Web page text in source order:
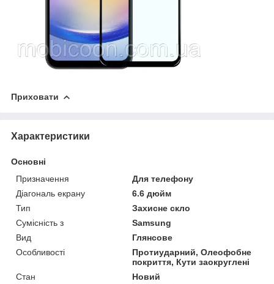
Приховати
Характеристики
Основні
Призначення
Для телефону
Діагональ екрану
6.6 дюйм
Тип
Захисне скло
Сумісність з
Samsung
Вид
Глянсове
Особливості
Протиударний, Олеофобне
покриття, Кути заокруглені
Стан
Новий